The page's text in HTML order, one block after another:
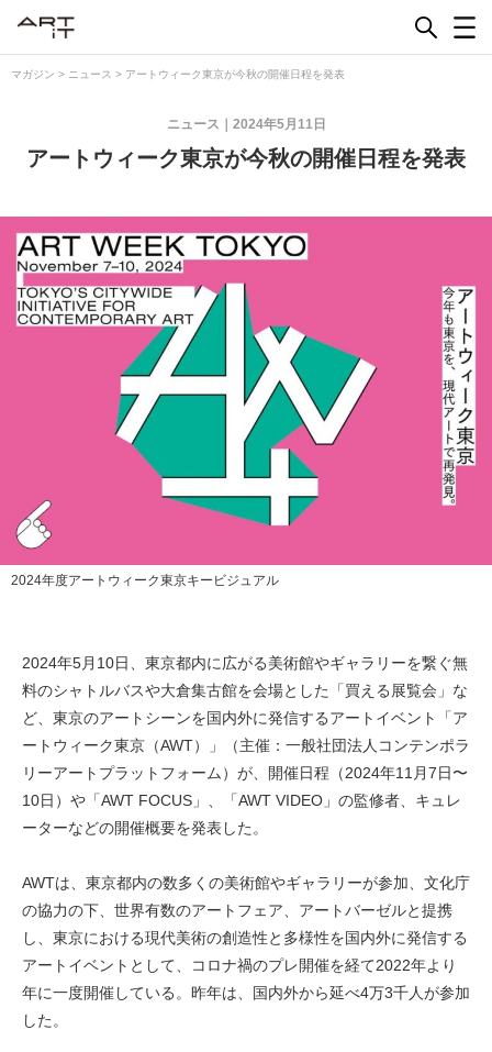
マガジン > ニュース > アートウィーク東京が今秋の開催日程を発表
2024年5月11日
ニュース
アートウィーク東京が今秋の開催日程を発表
2024年度アートウィーク東京キービジュアル
2024年5月10日、東京都内に広がる美術館やギャラリーを繋ぐ無
料のシャトルバスや大倉集古館を会場とした「買える展覧会」な
ど、東京のアートシーンを国内外に発信するアートイベント「ア
ートウィーク東京（AWT）」（主催：一般社団法人コンテンポラ
リーアートプラットフォーム）が、開催日程（2024年11月7日〜
10日）や「AWT FOCUS」、「AWT VIDEO」の監修者、キュレ
ーターなどの開催概要を発表した。
AWTは、東京都内の数多くの美術館やギャラリーが参加、文化庁
の協力の下、世界有数のアートフェア、アートバーゼルと提携
し、東京における現代美術の創造性と多様性を国内外に発信する
アートイベントとして、コロナ禍のプレ開催を経て2022年より
年に一度開催している。昨年は、国内外から延べ4万3千人が参加
した。